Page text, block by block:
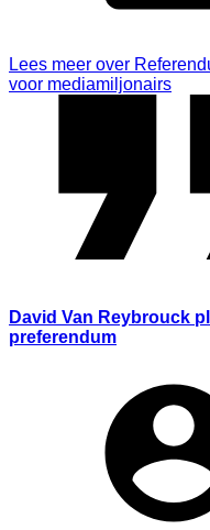
Lees meer over
voor mediamiljonairs
David Van Reybrouck
preferendum